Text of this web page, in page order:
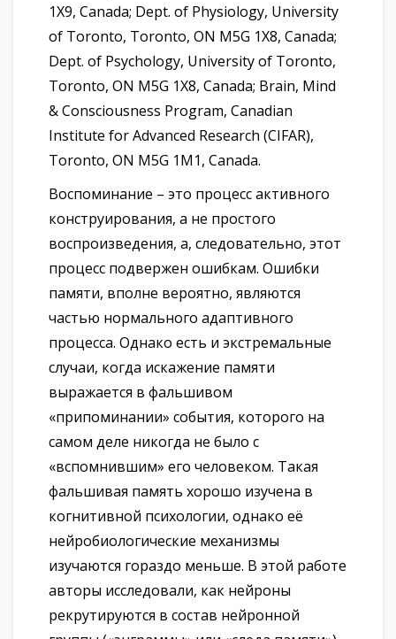
1X9, Canada; Dept. of Physiology, University
of Toronto, Toronto, ON M5G 1X8, Canada;
Dept. of Psychology, University of Toronto,
Toronto, ON M5G 1X8, Canada; Brain, Mind
& Consciousness Program, Canadian
Institute for Advanced Research (CIFAR),
Toronto, ON M5G 1M1, Canada.
Воспоминание – это процесс активного
конструирования, а не простого
воспроизведения, а, следовательно, этот
процесс подвержен ошибкам. Ошибки
памяти, вполне вероятно, являются
частью нормального адаптивного
процесса. Однако есть и экстремальные
случаи, когда искажение памяти
выражается в фальшивом
«припоминании» события, которого на
самом деле никогда не было с
«вспомнившим» его человеком. Такая
фальшивая память хорошо изучена в
когнитивной психологии, однако её
нейробиологические механизмы
изучаются гораздо меньше. В этой работе
авторы исследовали, как нейроны
рекрутируются в состав нейронной